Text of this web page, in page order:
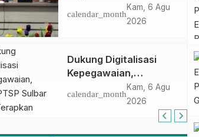
Pengembangan
Kompetensi ASN
Perjanjian Tugas
Belajar 2026
calendar_month
Kam, 6 Agu
2026
Dukung Digitalisasi
Kepegawaian,
DPMPTSP Sulbar Siap
Terapkan Aplikasi
calendar_month
Kam, 6 Agu
2026